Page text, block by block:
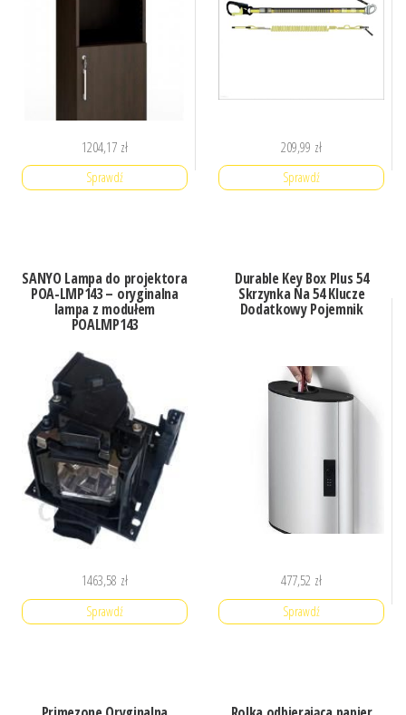
1204,17 zł
Sprawdź
209,99 zł
Sprawdź
SANYO Lampa do projektora
POA-LMP143 – oryginalna
lampa z modułem
POALMP143
1463,58 zł
Sprawdź
Durable Key Box Plus 54
Skrzynka Na 54 Klucze
Dodatkowy Pojemnik
477,52 zł
Sprawdź